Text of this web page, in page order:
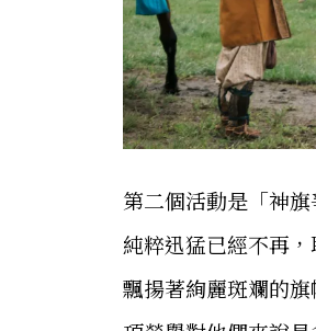
第二個活動是「神
純粹迅猛已經不再
飄揚著絢麗斑斕的